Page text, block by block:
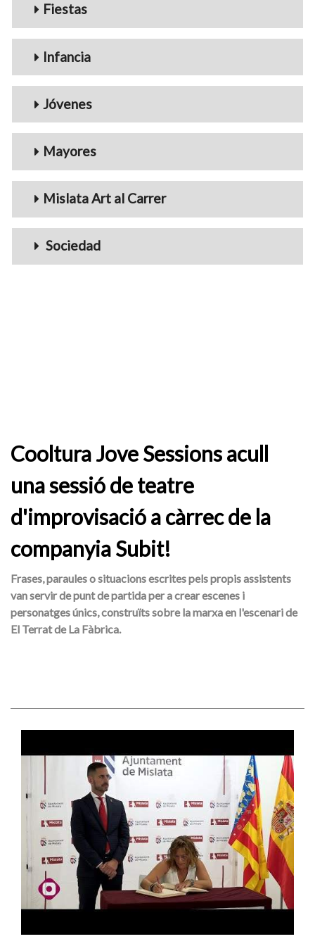
Fiestas
Infancia
Jóvenes
Mayores
Mislata Art al Carrer
Sociedad
Cooltura Jove Sessions acull
una sessió de teatre
d'improvisació a càrrec de la
companyia Subit!
Frases, paraules o situacions escrites pels propis assistents
van servir de punt de partida per a crear escenes i
personatges únics, construïts sobre la marxa en l'escenari de
El Terrat de La Fàbrica.